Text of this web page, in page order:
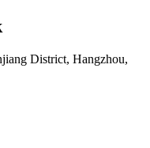
District, Hangzhou,